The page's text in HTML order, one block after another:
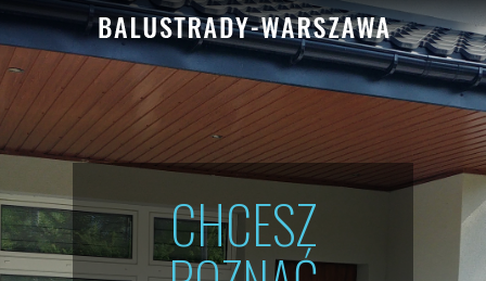
Balustrady
Warszawa
PROMOCJA NA